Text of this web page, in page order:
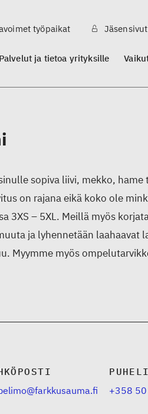
työpaikat Jäsensivut
Palvelut ja tietoa yrityksille
sopiva liivi, mekko,
on rajana eikä koko ole
3XS – 5XL. Meillä myös
ja lyhennetään laahaavat
Myymme myös
+358